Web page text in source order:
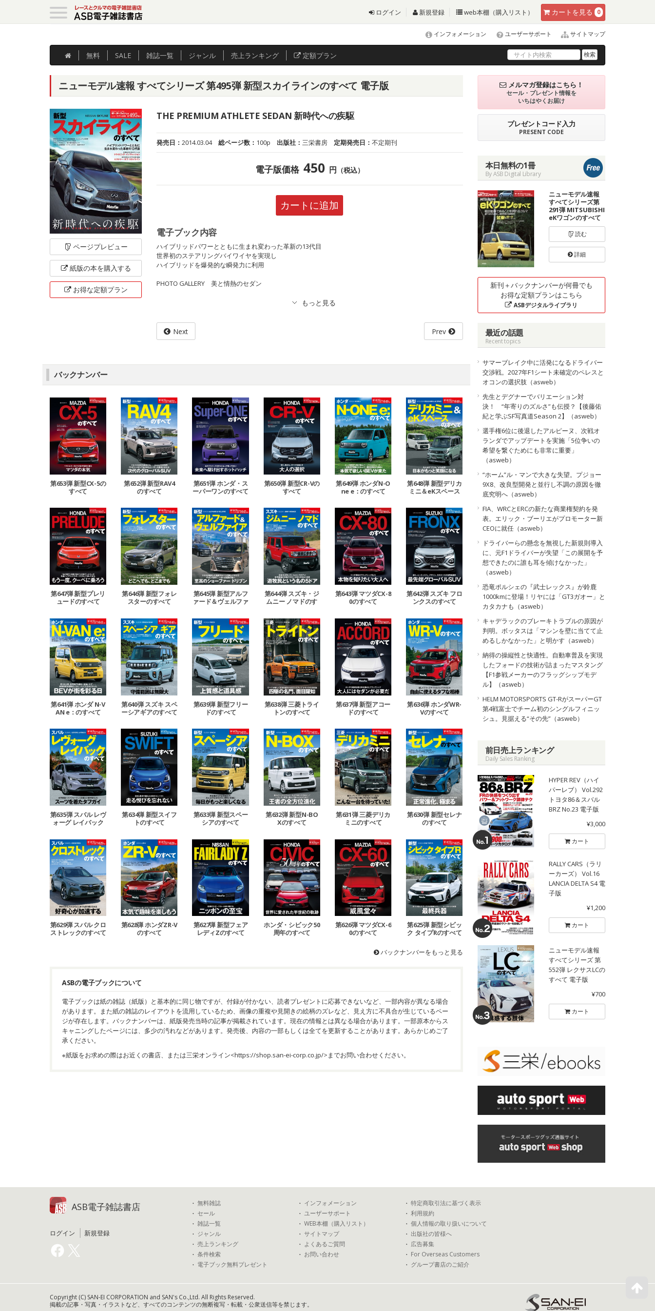
カート を見る 0
ログイン 新規登録 web本棚（購入リスト）
インフォメーション ユーザーサポート サイトマップ
無料 SALE 雑誌一覧 ジャンル 売上ランキング 定額プラン 検索
ニューモデル速報 すべてシリーズ 第495弾 新型スカイラインのすべて 電子版
ページプレビュー
紙版の本を購入する
お得な定額プラン
THE PREMIUM ATHLETE SEDAN 新時代への疾駆
発売日：2014.03.04 総ページ数： 100p 出版社：三栄書房 定期発売日：不定期刊
電子版価格 450 円 （税込）
カートに追加
電子ブック内容
ハイブリッドパワーとともに生まれ変わった革新の13代目
世界初のステアリングバイワイヤを実現し
ハイブリッドを爆発的な瞬発力に利用
PHOTO GALLERY 美と情熱のセダン
Next Prev
バックナンバー
第653弾 新型CX-5の
すべて
第652弾 新型RAV4
のすべて
第651弾 ホンダ・ス
ーパーワンのすべて
第650弾 新型CR-Vの
すべて
第649弾 ホンダN-O
ne e：のすべて
第648弾 新型デリカ
ミニ＆eKスペース
第647弾 新型プレリ
ュードのすべて
第646弾 新型フォレ
スターのすべて
第645弾 新型アルフ
ァード＆ヴェルファ
第644弾 スズキ・ジ
ムニー ノマドのす
第643弾 マツダCX-8
0のすべて
第642弾 スズキ フロ
ンクスのすべて
第641弾 ホンダ N-V
AN e：のすべて
第640弾 スズキ スペ
ーシアギアのすべて
第639弾 新型フリー
ドのすべて
第638弾 三菱トライ
トンのすべて
第637弾 新型アコー
ドのすべて
第636弾 ホンダWR-
Vのすべて
第635弾 スバル レヴ
ォーグ レイバック
第634弾 新型スイフ
トのすべて
第633弾 新型スペー
シアのすべて
第632弾 新型N-BO
Xのすべて
第631弾 三菱デリカ
ミニのすべて
第630弾 新型セレナ
のすべて
第629弾 スバル クロ
ストレックのすべて
第628弾 ホンダZR-V
のすべて
第627弾 新型フェア
レディZのすべて
ホンダ・シビック50
周年のすべて
第626弾 マツダCX-6
0のすべて
第625弾 新型シビッ
ク タイプRのすべて
バックナンバーをもっと見る
ASBの電子ブックについて
電子ブックは紙の雑誌（紙版）と基本的に同じ物ですが、付録が付かない、読者プレゼントに応募できないなど、一部内容が異なる場合
があります。また紙の雑誌のレイアウトを流用しているため、画像の重複や見開きの絵柄のズレなど、見え方に不具合が生じているペー
ジが存在します。バックナンバーは、紙版発売当時の記事が掲載されています。現在の情報とは異なる場合があります。一部原本からス
キャニングしたページには、多少の汚れなどがあります。発売後、内容の一部もしくは全てを更新することがあります。あらかじめご了
承ください。
※紙版をお求めの際はお近くの書店、または三栄オンライン<https://shop.san-ei-corp.co.jp/>までお問い合わせください。
メルマガ登録はこちら！
セール・プレゼント情報を
いちはやくお届け
プレゼントコード入力
PRESENT CODE
本日無料の1冊
By ASB Digital Library
ニューモデル速報
すべてシリーズ第
291弾 MITSUBISHI
eKワゴンのすべて
読む
詳細
新刊＋バックナンバーが何冊でも
お得な定額プランはこちら
ASBデジタルライブラリ
最近の話題
Recent topics
サマーブレイク中に活発になるドライバー
交渉戦。2027年F1シート未確定のペレスと
オコンの選択肢（asweb）
先生とデグナーでバリエーション対
決！ “年寄りのズルさ”も伝授？【後藤佑
紀と学ぶSF写真道Season 2】（asweb）
選手権6位に後退したアルピーヌ、次戦オ
ランダでアップデートを実施「5位争いの
希望を繋ぐためにも非常に重要」
（asweb）
“ホーム”ル・マンで大きな失望。プジョー
9X8、改良型開発と並行し不調の原因を徹
底究明へ（asweb）
FIA、WRCとERCの新たな商業権契約を発
表。エリック・ブーリエがプロモーター新
CEOに就任（asweb）
ドライバーらの懸念を無視した新規則導入
に、元F1ドライバーが失望「この展開を予
想できたのに誰も耳を傾けなかった」
（asweb）
恐竜ポルシェの『武士レックス』が鈴鹿
1000kmに登場！リヤには「GT3ガオー」と
カタカナも（asweb）
キャデラックのブレーキトラブルの原因が
判明。ボッタスは「マシンを壁に当てて止
めるしかなかった」と明かす（asweb）
納得の操縦性と快適性。自動車普及を実現
したフォードの技術が詰まったマスタング
【F1参戦メーカーのフラッグシップモデ
ル】（asweb）
HELM MOTORSPORTS GT-RがスーパーGT
第4戦富士でチーム初のシングルフィニッ
シュ。見据える“その先”（asweb）
前日売上ランキング
Daily Sales Ranking
HYPER REV（ハイ
パーレブ） Vol.292
トヨタ86＆スバル
BRZ No.23 電子版
¥3,000
カート
RALLY CARS（ラリ
ーカーズ） Vol.16
LANCIA DELTA S4 電
子版
¥1,200
カート
ニューモデル速報
すべてシリーズ 第
552弾 レクサスLCの
すべて 電子版
¥700
カート
ASB電子雑誌書店
ログイン 新規登録
無料雑誌
セール
雑誌一覧
ジャンル
売上ランキング
条件検索
電子ブック無料プレゼント
インフォメーション
ユーザーサポート
WEB本棚（購入リスト）
サイトマップ
よくあるご質問
お問い合わせ
特定商取引法に基づく表示
利用規約
個人情報の取り扱いについて
出版社の皆様へ
広告募集
For Overseas Customers
グループ書店のご紹介
Copyright (C) SAN-EI CORPORATION and SAN's Co.,Ltd. All Rights Reserved.
掲載の記事・写真・イラストなど、すべてのコンテンツの無断複写・転載・公衆送信等を禁じます。